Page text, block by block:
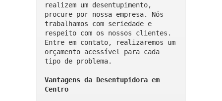
realizem um desentupimento,
procure por nossa empresa. Nós
trabalhamos com seriedade e
respeito com os nossos clientes.
Entre em contato, realizaremos um
orçamento acessível para cada
tipo de problema.
Vantagens da Desentupidora em
Centro